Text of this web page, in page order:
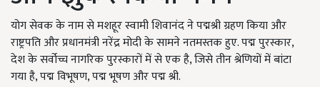
योग सेवक के नाम से मशहूर स्वामी शिवानंद ने पद्मश्री ग्रहण किया और
राष्ट्रपति और प्रधानमंत्री नरेंद्र मोदी के सामने नतमस्तक हुए. पद्म पुरस्कार,
देश के सर्वोच्च नागरिक पुरस्कारों में से एक है, जिसे तीन श्रेणियों में बांटा
गया है, पद्म विभूषण, पद्म भूषण और पद्म श्री.